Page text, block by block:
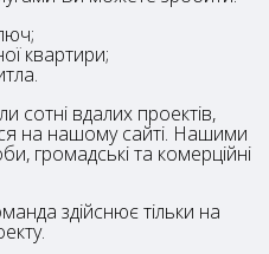
квартири;
сотні вдалих проектів,
на нашому сайті. Нашими
громадські та комерційні
здійснює тільки на